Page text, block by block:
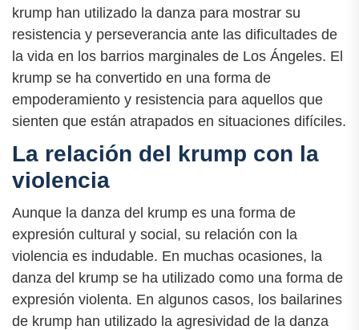
krump han utilizado la danza para mostrar su
resistencia y perseverancia ante las dificultades de
la vida en los barrios marginales de Los Ángeles. El
krump se ha convertido en una forma de
empoderamiento y resistencia para aquellos que
sienten que están atrapados en situaciones difíciles.
La relación del krump con la
violencia
Aunque la danza del krump es una forma de
expresión cultural y social, su relación con la
violencia es indudable. En muchas ocasiones, la
danza del krump se ha utilizado como una forma de
expresión violenta. En algunos casos, los bailarines
de krump han utilizado la agresividad de la danza